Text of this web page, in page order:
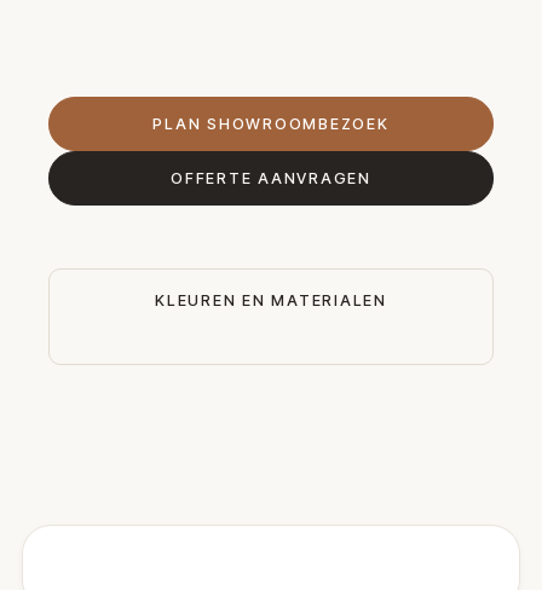
PLAN SHOWROOMBEZOEK
OFFERTE AANVRAGEN
KLEUREN EN MATERIALEN